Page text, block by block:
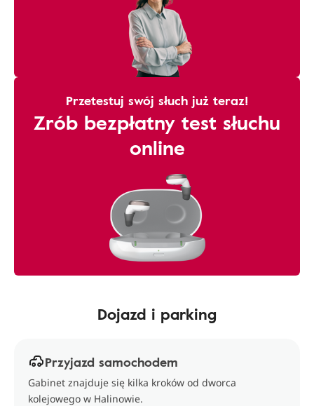
Przetestuj swój słuch już teraz!
Zrób bezpłatny test słuchu
online
Dojazd i parking
Przyjazd samochodem
Gabinet znajduje się kilka kroków od dworca
kolejowego w Halinowie.